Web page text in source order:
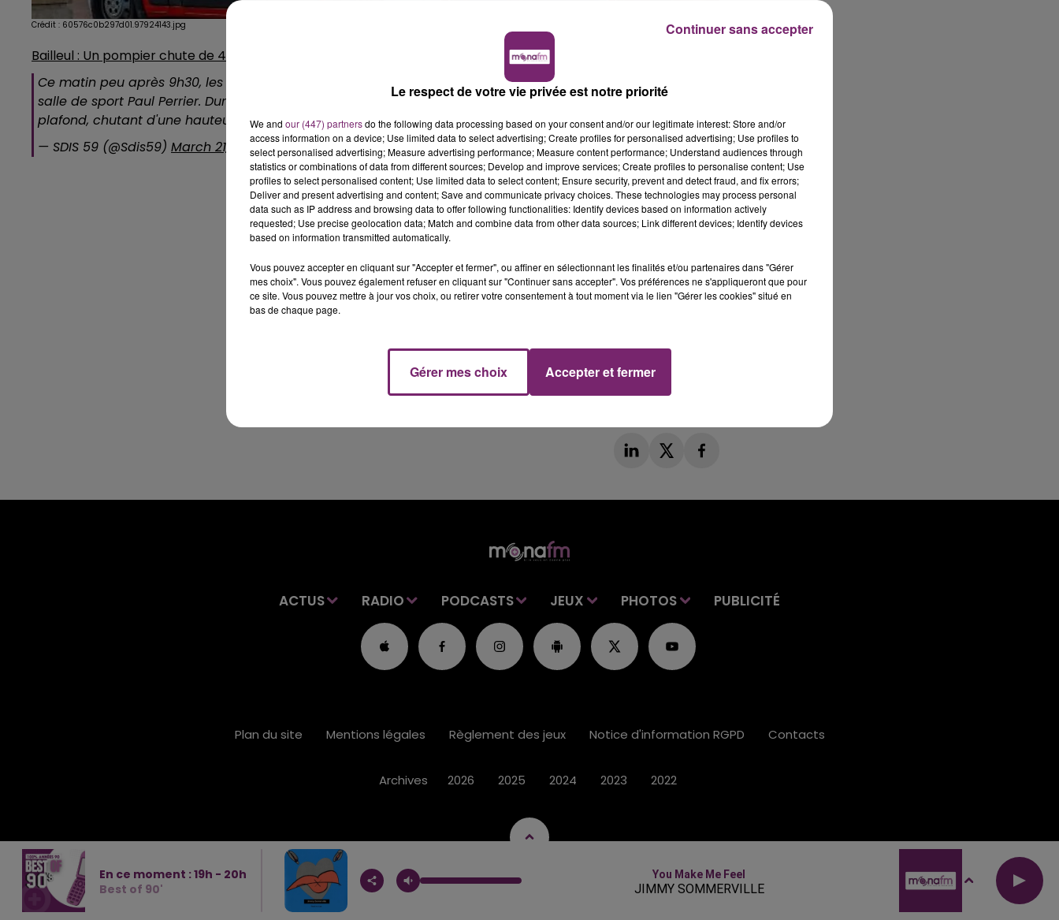
Crédit : 60576c0b297d01.97924143.jpg
Bailleul : Un pompier chute de 4 mètres en intervention
Ce matin peu après 9h30, les sapeurs-pompiers sont intervenus à Bailleul pour fumée suspecte dans la
salle de sport Paul Perrier. Durant les reconnaissances, un sapeur-pompier de 51 ans est passé à travers le
plafond, chutant d'une hauteur de quatre mètres.pic.twitter.com/DGATlipJn2
— SDIS 59 (@Sdis59) March 21, 2021
ACTUS RADIO PODCASTS JEUX PHOTOS PUBLICITÉ
En ce moment :19h - 20h
Best of 90'
You Make Me Feel
JIMMY SOMMERVILLE
Plan du site Mentions légales Règlement des jeux Notice d'information RGPD Contacts
Archives 2026 2025 2024 2023 2022
Le respect de votre vie privée est notre priorité
We and our (447) partnersdo the following data processing based on your consent and/or our legitimate interest: Store and/or
access information on a device; Use limited data to select advertising; Create profiles for personalised advertising; Use profiles to
select personalised advertising; Measure advertising performance; Measure content performance; Understand audiences through
statistics or combinations of data from different sources; Develop and improve services; Create profiles to personalise content; Use
profiles to select personalised content; Use limited data to select content; Ensure security, prevent and detect fraud, and fix errors;
Deliver and present advertising and content; Save and communicate privacy choices. These technologies may process personal
data such as IP address and browsing data to offer following functionalities: Identify devices based on information actively
requested; Use precise geolocation data; Match and combine data from other data sources; Link different devices; Identify devices
based on information transmitted automatically.
Vous pouvez accepter en cliquant sur "Accepter et fermer", ou affiner en sélectionnant les finalités et/ou partenaires dans "Gérer
mes choix". Vous pouvez également refuser en cliquant sur "Continuer sans accepter". Vos préférences ne s'appliqueront que pour
ce site. Vous pouvez mettre à jour vos choix, ou retirer votre consentement à tout moment via le lien "Gérer les cookies" situé en
bas de chaque page.
Gérer mes choix Accepter et fermer
Continuer sans accepter